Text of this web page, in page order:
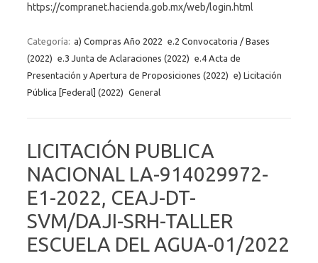
https://compranet.hacienda.gob.mx/web/login.html
Categoría: a) Compras Año 2022 e.2 Convocatoria / Bases
(2022) e.3 Junta de Aclaraciones (2022) e.4 Acta de
Presentación y Apertura de Proposiciones (2022) e) Licitación
Pública [Federal] (2022) General
LICITACIÓN PUBLICA
NACIONAL LA-914029972-
E1-2022, CEAJ-DT-
SVM/DAJI-SRH-TALLER
ESCUELA DEL AGUA-01/2022